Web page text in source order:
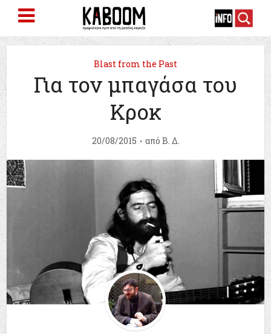
Blast from the Past
Για τον μπαγάσα του
Κροκ
20/08/2015 από Β. Δ.